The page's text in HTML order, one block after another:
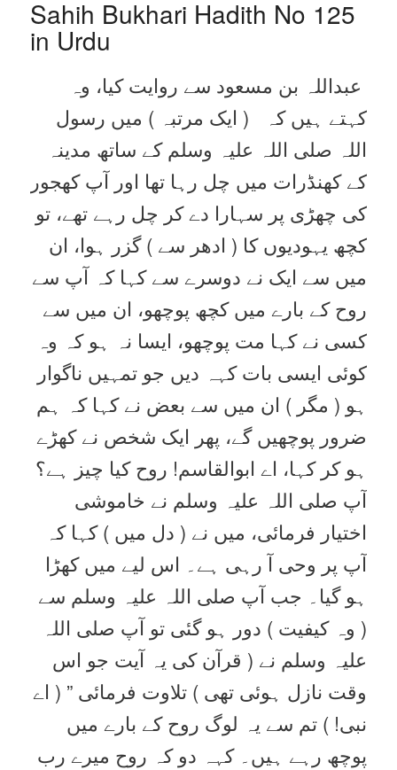
Sahih Bukhari Hadith No 125
in Urdu
عبداللہ بن مسعود سے روایت کیا، وہ
کہتے ہیں کہ ( ایک مرتبہ ) میں رسول
اللہ صلی اللہ علیہ وسلم کے ساتھ مدینہ
کے کھنڈرات میں چل رہا تھا اور آپ کھجور
کی چھڑی پر سہارا دے کر چل رہے تھے، تو
کچھ یہودیوں کا ( ادھر سے ) گزر ہوا، ان
میں سے ایک نے دوسرے سے کہا کہ آپ سے
روح کے بارے میں کچھ پوچھو، ان میں سے
کسی نے کہا مت پوچھو، ایسا نہ ہو کہ وہ
کوئی ایسی بات کہہ دیں جو تمہیں ناگوار
ہو ( مگر ) ان میں سے بعض نے کہا کہ ہم
ضرور پوچھیں گے، پھر ایک شخص نے کھڑے
ہو کر کہا، اے ابوالقاسم! روح کیا چیز ہے؟
آپ صلی اللہ علیہ وسلم نے خاموشی
اختیار فرمائی، میں نے ( دل میں ) کہا کہ
آپ پر وحی آ رہی ہے۔ اس لیے میں کھڑا
ہو گیا۔ جب آپ صلی اللہ علیہ وسلم سے
( وہ کیفیت ) دور ہو گئی تو آپ صلی اللہ
علیہ وسلم نے ( قرآن کی یہ آیت جو اس
وقت نازل ہوئی تھی ) تلاوت فرمائی ” ( اے
نبی! ) تم سے یہ لوگ روح کے بارے میں
پوچھ رہے ہیں۔ کہہ دو کہ روح میرے رب